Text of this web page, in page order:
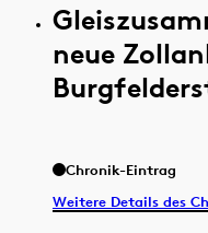
neue
Chronik-Eintrag
Weitere Details des